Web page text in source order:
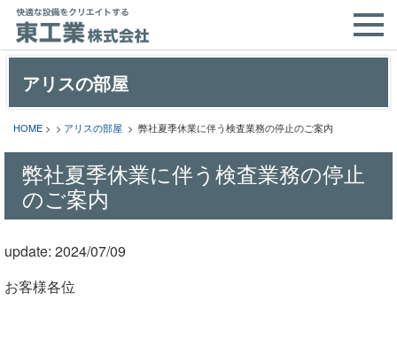
アリスの部屋
HOME > > アリスの部屋 > 弊社夏季休業に伴う検査業務の停止のご案内
弊社夏季休業に伴う検査業務の停止
のご案内
update: 2024/07/09
お客様各位